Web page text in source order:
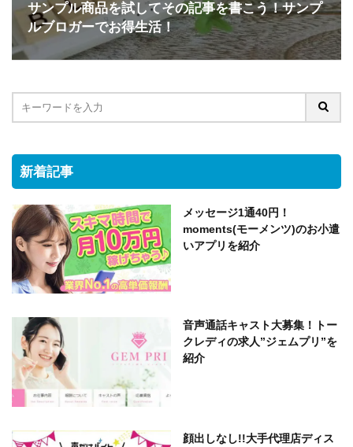
サンプル商品を試してその記事を書こう！サンプ
ルブロガーでお得生活！
新着記事
メッセージ1通40円！
moments(モーメンツ)のお小遣
いアプリを紹介
音声通話キャスト大募集！トー
クレディの求人”ジェムプリ”を
紹介
顔出しなし!!大手代理店ディス